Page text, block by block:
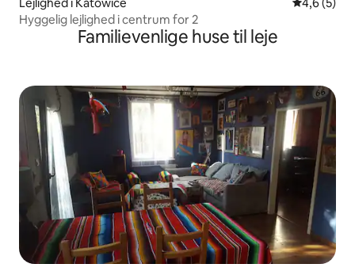
Hyggelig lejlighed i centrum for 2
Familievenlige huse til leje